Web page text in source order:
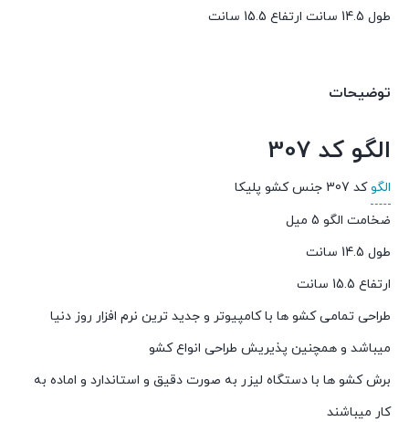
طول 14.5 سانت ارتفاع 15.5 سانت
توضیحات
الگو کد 307
الگوکد 307 جنس کشو پلیکا
ضخامت الگو 5 میل
طول 14.5 سانت
ارتفاع 15.5 سانت
طراحی تمامی کشو ها با کامپیوتر و جدید ترین نرم افزار روز دنیا
میباشد و همچنین پذیریش طراحی انواع کشو
برش کشو ها با دستگاه لیزر به صورت دقیق و استاندارد و اماده به
کار میباشند